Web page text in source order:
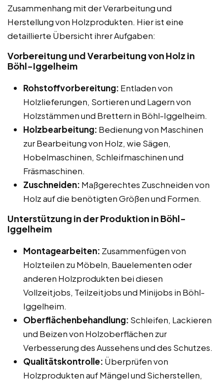
Zusammenhang mit der Verarbeitung und
Herstellung von Holzprodukten. Hier ist eine
detaillierte Übersicht ihrer Aufgaben:
Vorbereitung und Verarbeitung von Holz in
Böhl-Iggelheim
Rohstoffvorbereitung: Entladen von
Holzlieferungen, Sortieren und Lagern von
Holzstämmen und Brettern in Böhl-Iggelheim.
Holzbearbeitung: Bedienung von Maschinen
zur Bearbeitung von Holz, wie Sägen,
Hobelmaschinen, Schleifmaschinen und
Fräsmaschinen.
Zuschneiden: Maßgerechtes Zuschneiden von
Holz auf die benötigten Größen und Formen.
Unterstützung in der Produktion in Böhl-
Iggelheim
Montagearbeiten: Zusammenfügen von
Holzteilen zu Möbeln, Bauelementen oder
anderen Holzprodukten bei diesen
Vollzeitjobs, Teilzeitjobs und Minijobs in Böhl-
Iggelheim.
Oberflächenbehandlung: Schleifen, Lackieren
und Beizen von Holzoberflächen zur
Verbesserung des Aussehens und des Schutzes.
Qualitätskontrolle: Überprüfen von
Holzprodukten auf Mängel und Sicherstellen,